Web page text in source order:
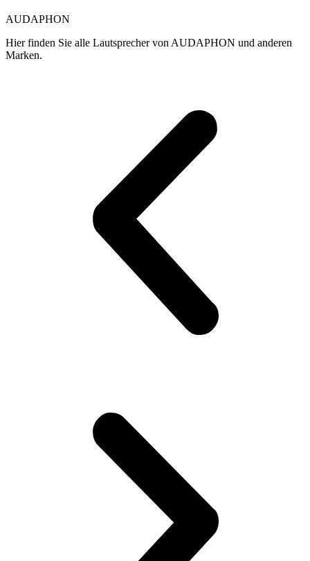
AUDAPHON
Hier finden Sie alle Lautsprecher von AUDAPHON und anderen
Marken.